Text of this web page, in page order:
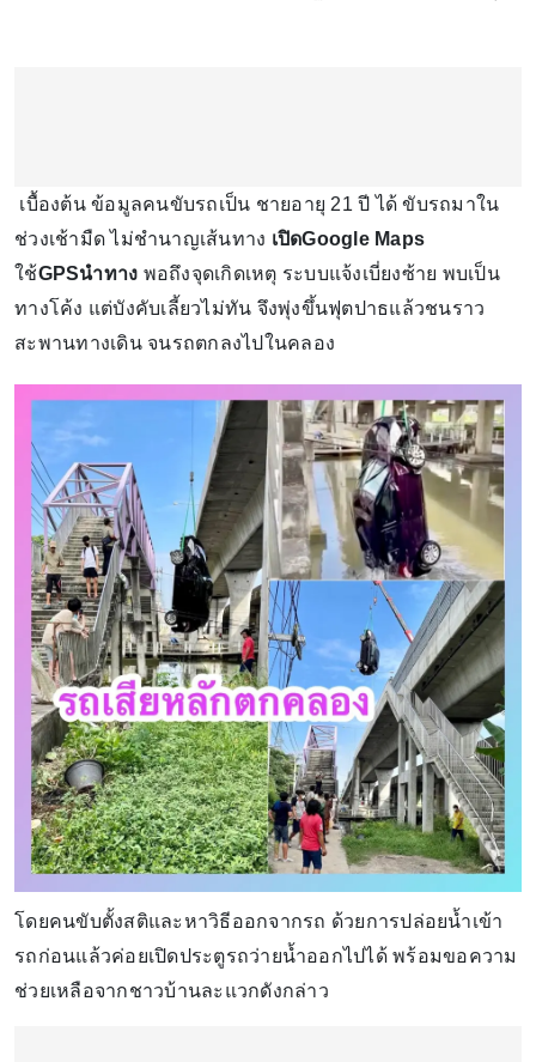
เบื้องต้น ข้อมูลคนขับรถเป็น ชายอายุ 21 ปี ได้ ขับรถมาใน
ช่วงเช้ามืด ไม่ชำนาญเส้นทาง เปิดGoogle Maps
ใช้GPSนำทาง พอถึงจุดเกิดเหตุ ระบบแจ้งเบี่ยงซ้าย พบเป็น
ทางโค้ง แต่บังคับเลี้ยวไม่ทัน จึงพุ่งขึ้นฟุตปาธแล้วชนราว
สะพานทางเดิน จนรถตกลงไปในคลอง
โดยคนขับตั้งสติและหาวิธีออกจากรถ ด้วยการปล่อยน้ำเข้า
รถก่อนแล้วค่อยเปิดประตูรถว่ายน้ำออกไปได้ พร้อมขอความ
ช่วยเหลือจากชาวบ้านละแวกดังกล่าว